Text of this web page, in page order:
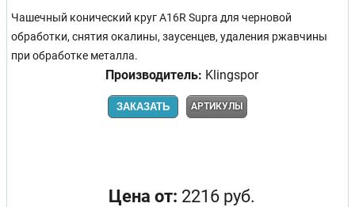
Чашечный конический круг A16R Supra для черновой
обработки, снятия окалины, заусенцев, удаления ржавчины
при обработке металла.
Производитель: Klingspor
ЗАКАЗАТЬ АРТИКУЛЫ
Цена от: 2216 руб.